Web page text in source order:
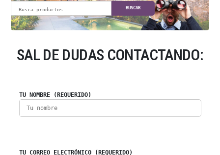
BUSCAR
SAL DE DUDAS CONTACTANDO:
TU NOMBRE (REQUERIDO)
TU CORREO ELECTRÓNICO (REQUERIDO)